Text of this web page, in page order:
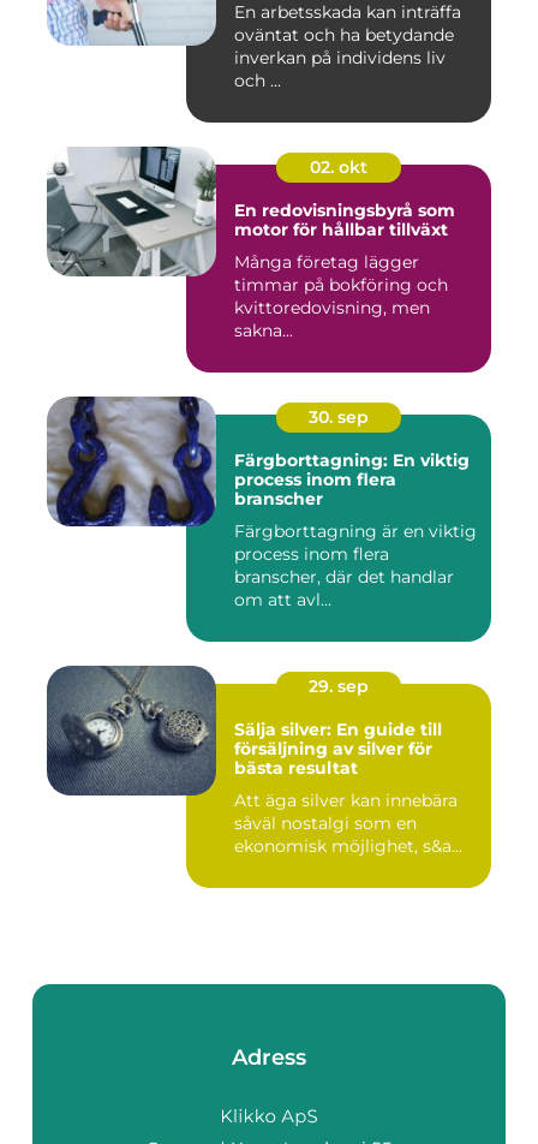
En arbetsskada kan inträffa
oväntat och ha betydande
inverkan på individens liv
och ...
02. okt
En redovisningsbyrå som
motor för hållbar tillväxt
Många företag lägger
timmar på bokföring och
kvittoredovisning, men
sakna...
30. sep
Färgborttagning: En viktig
process inom flera
branscher
Färgborttagning är en viktig
process inom flera
branscher, där det handlar
om att avl...
29. sep
Sälja silver: En guide till
försäljning av silver för
bästa resultat
Att äga silver kan innebära
såväl nostalgi som en
ekonomisk möjlighet, s&a...
Adress